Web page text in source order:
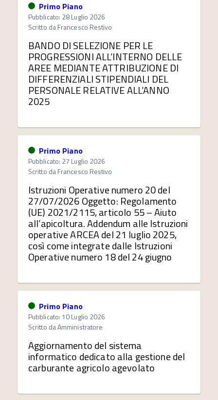
Primo Piano
Pubblicato: 28 Luglio 2026
Scritto daFrancesco Restivo
BANDO DI SELEZIONE PER LE
PROGRESSIONI ALL’INTERNO DELLE
AREE MEDIANTE ATTRIBUZIONE DI
DIFFERENZIALI STIPENDIALI DEL
PERSONALE RELATIVE ALL’ANNO
2025
Primo Piano
Pubblicato: 27 Luglio 2026
Scritto daFrancesco Restivo
Istruzioni Operative numero 20 del
27/07/2026 Oggetto: Regolamento
(UE) 2021/2115, articolo 55 – Aiuto
all’apicoltura. Addendum alle Istruzioni
operative ARCEA del 21 luglio 2025,
così come integrate dalle Istruzioni
Operative numero 18 del 24 giugno
Primo Piano
Pubblicato: 10 Luglio 2026
Scritto daAmministratore
Aggiornamento del sistema
informatico dedicato alla gestione del
carburante agricolo agevolato